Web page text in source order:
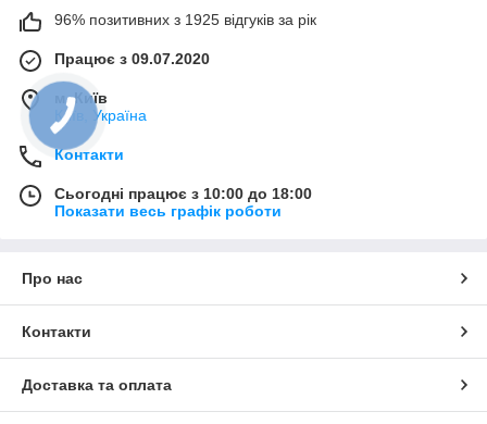
96% позитивних з 1925 відгуків за рік
Працює з 09.07.2020
м. Київ
Київ, Україна
Контакти
Сьогодні працює з 10:00 до 18:00
Показати весь графік роботи
Про нас
Контакти
Доставка та оплата